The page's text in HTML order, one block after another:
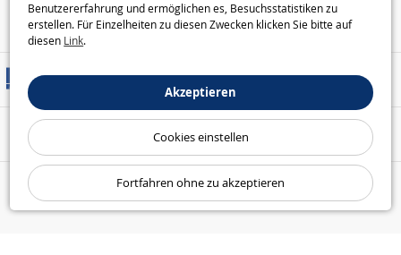
Benutzererfahrung und ermöglichen es, Besuchsstatistiken zu
erstellen. Für Einzelheiten zu diesen Zwecken klicken Sie bitte auf
diesen Link.
Akzeptieren
Cookies einstellen
Fortfahren ohne zu akzeptieren
Hilfe / Kontakt
Versandarten
Sicheres Bezahlen
Unsere Garantien